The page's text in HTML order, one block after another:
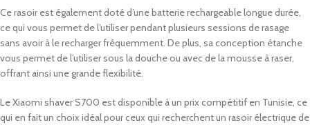
Ce rasoir est également doté d’une batterie rechargeable longue durée,
ce qui vous permet de l’utiliser pendant plusieurs sessions de rasage
sans avoir à le recharger fréquemment. De plus, sa conception étanche
vous permet de l’utiliser sous la douche ou avec de la mousse à raser,
offrant ainsi une grande flexibilité.
Le Xiaomi shaver S700 est disponible à un prix compétitif en Tunisie, ce
qui en fait un choix idéal pour ceux qui recherchent un rasoir électrique de